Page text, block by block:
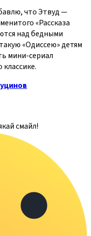
что Этвуд —
«Рассказа
над бедными
«Одиссею» детям
мини-сериал
классике.
смайл!